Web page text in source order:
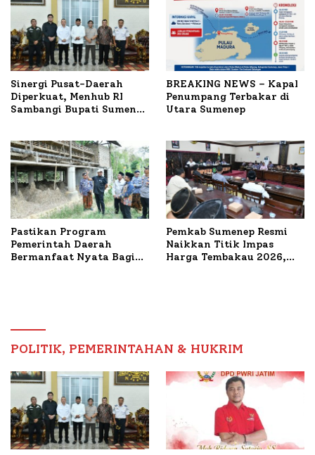
Sinergi Pusat-Daerah
Diperkuat, Menhub RI
Sambangi Bupati Sumenep
BREAKING NEWS – Kapal
Penumpang Terbakar di
Utara Sumenep
Pastikan Program
Pemerintah Daerah
Bermanfaat Nyata Bagi
Pemkab Sumenep Resmi
Naikkan Titik Impas
Harga Tembakau 2026,
POLITIK, PEMERINTAHAN & HUKRIM